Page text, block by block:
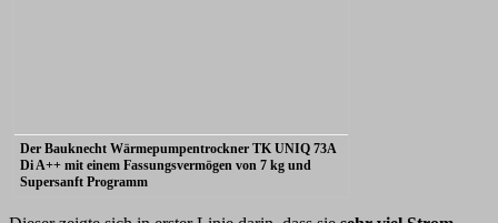
Der Bauknecht Wärmepumpentrockner TK UNIQ 73A
Di A++ mit einem Fassungsvermögen von 7 kg und
Supersanft Programm